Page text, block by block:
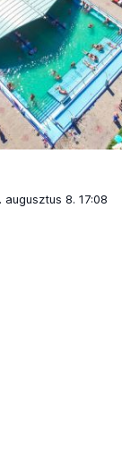
augusztus 8. 17:08